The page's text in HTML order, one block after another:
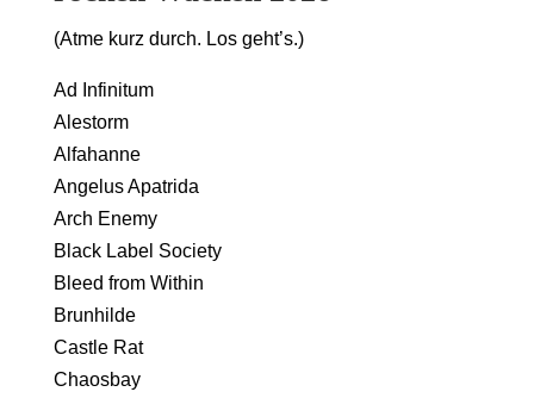
(Atme kurz durch. Los geht’s.)
Ad Infinitum
Alestorm
Alfahanne
Angelus Apatrida
Arch Enemy
Black Label Society
Bleed from Within
Brunhilde
Castle Rat
Chaosbay